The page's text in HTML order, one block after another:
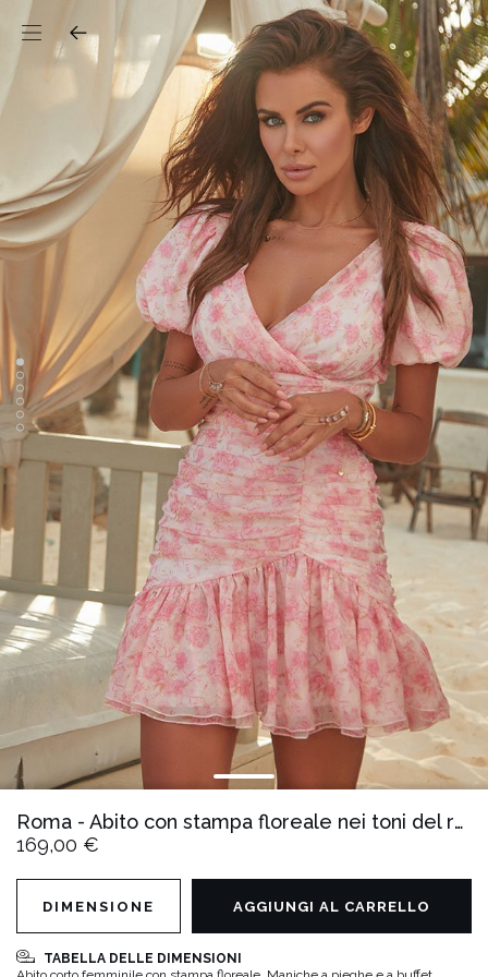
Roma - Abito con stampa floreale nei toni del rosa
169,00 €
TABELLA DELLE DIMENSIONI
DIMENSIONE AGGIUNGI AL CARRELLO